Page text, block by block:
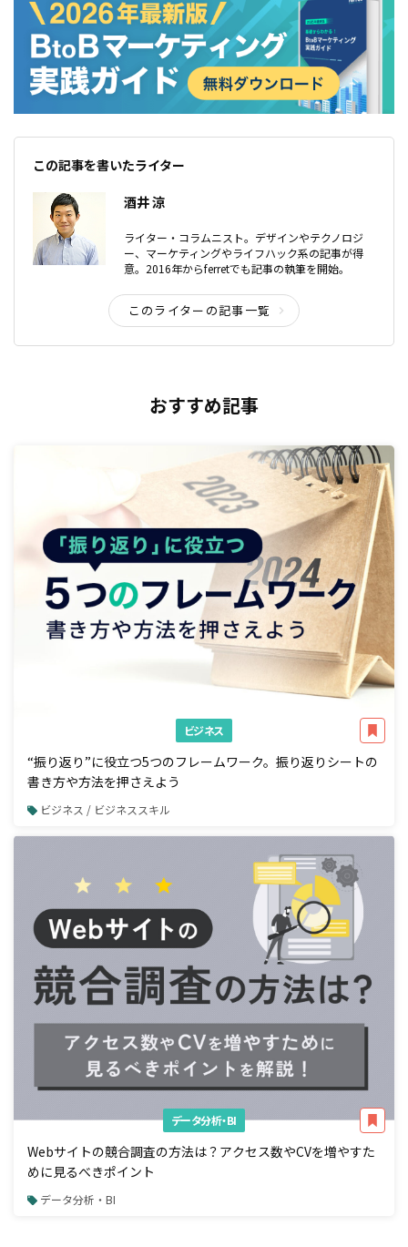
この記事を書いたライター
酒井 涼
ライター・コラムニスト。デザインやテクノロジ
ー、マーケティングやライフハック系の記事が得
意。2016年からferretでも記事の執筆を開始。
このライターの記事一覧
おすすめ記事
ビジネス
“振り返り”に役立つ5つのフレームワーク。振り返りシートの
書き方や方法を押さえよう
ビジネス / ビジネススキル
データ分析・BI
Webサイトの競合調査の方法は？アクセス数やCVを増やすた
めに見るべきポイント
データ分析・BI